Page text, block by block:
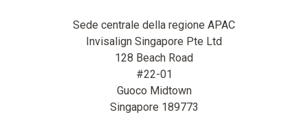
Sede centrale della regione APAC
Invisalign Singapore Pte Ltd
128 Beach Road
#22-01
Guoco Midtown
Singapore 189773